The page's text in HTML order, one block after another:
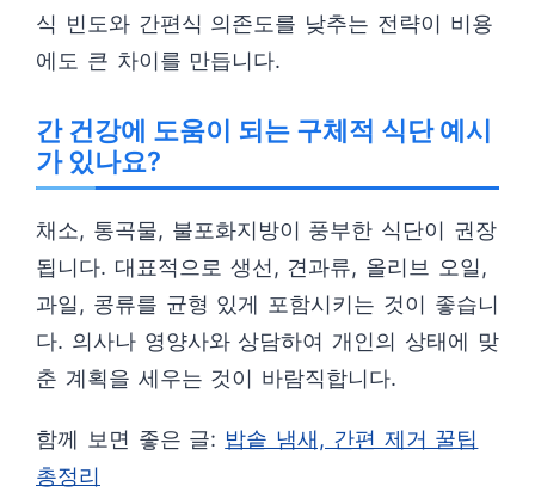
식 빈도와 간편식 의존도를 낮추는 전략이 비용
에도 큰 차이를 만듭니다.
간 건강에 도움이 되는 구체적 식단 예시
가 있나요?
채소, 통곡물, 불포화지방이 풍부한 식단이 권장
됩니다. 대표적으로 생선, 견과류, 올리브 오일,
과일, 콩류를 균형 있게 포함시키는 것이 좋습니
다. 의사나 영양사와 상담하여 개인의 상태에 맞
춘 계획을 세우는 것이 바람직합니다.
함께 보면 좋은 글: 밥솥 냄새, 간편 제거 꿀팁
총정리